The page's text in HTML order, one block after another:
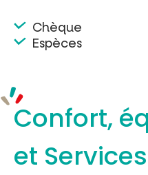
Chèque
Espèces
Confort,
et Services